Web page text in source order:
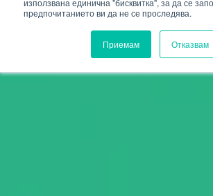
използвана единична "бисквитка", за да се
предпочитанието ви да не се проследява.
Приемам Отказвам